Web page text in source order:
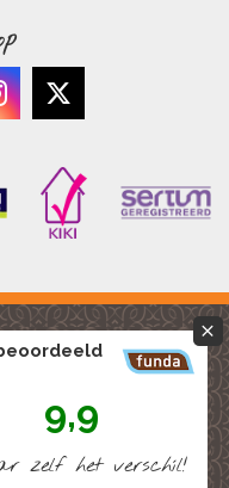
keuringen
9,9
zelf het verschíl!